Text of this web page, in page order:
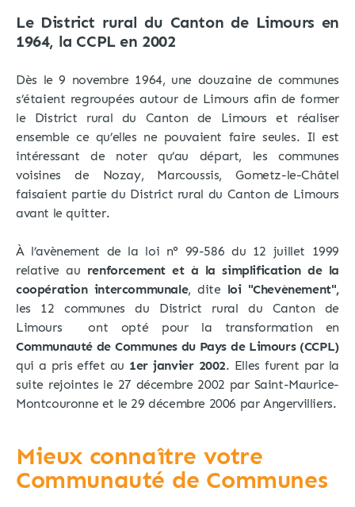
Le District rural du Canton de Limours en
1964, la CCPL en 2002
Dès le 9 novembre 1964, une douzaine de communes
s’étaient regroupées autour de Limours afin de former
le District rural du Canton de Limours et réaliser
ensemble ce qu’elles ne pouvaient faire seules. Il est
intéressant de noter qu’au départ, les communes
voisines de Nozay, Marcoussis, Gometz-le-Châtel
faisaient partie du District rural du Canton de Limours
avant le quitter.
À l’avènement de la loi n° 99-586 du 12 juillet 1999
relative au renforcement et à la simplification de la
coopération intercommunale, dite loi "Chevènement",
les 12 communes du District rural du Canton de
Limours ont opté pour la transformation en
Communauté de Communes du Pays de Limours (CCPL)
qui a pris effet au 1er janvier 2002. Elles furent par la
suite rejointes le 27 décembre 2002 par Saint-Maurice-
Montcouronne et le 29 décembre 2006 par Angervilliers.
Mieux connaître votre
Communauté de Communes